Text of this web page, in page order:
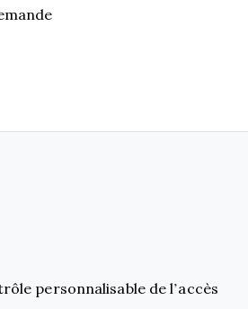
personnalisable de l’accès